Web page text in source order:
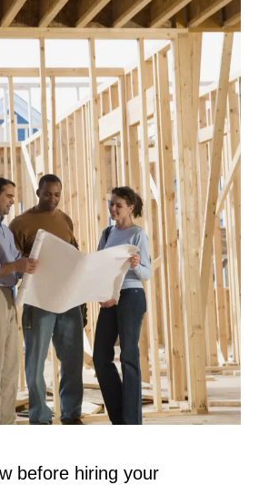
before hiring your